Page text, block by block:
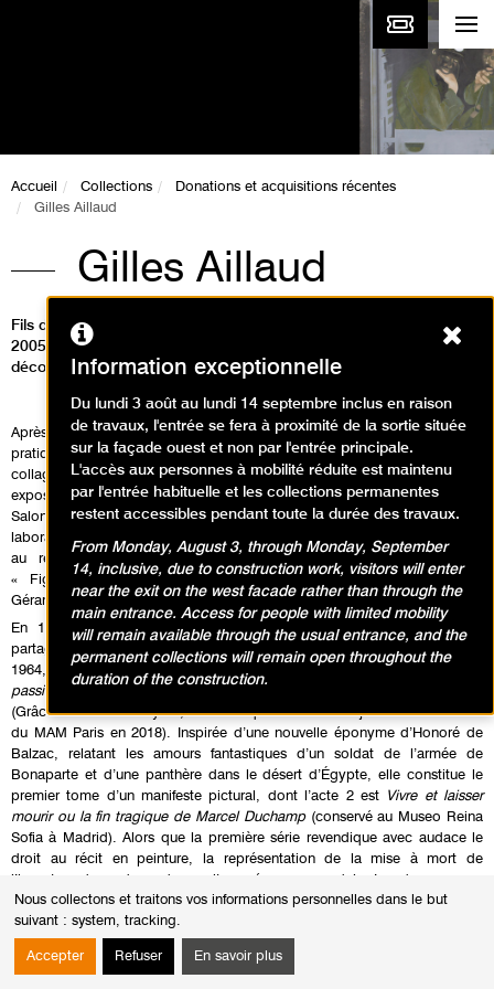
Nous collectons et traitons vos informations personnelles dans le but
suivant : system, tracking.
Accepter Refuser En savoir plus
Accueil Collections
Donations et acquisitions récentes
Gilles Aillaud
Gilles Aillaud
Fils de l’architecte Emile Aillaud (1902-1988), Gilles Aillaud (1928-
2005) fut peintre mais également écrivain, scénographe et
décorateur de théâtre.
Après des études de philosophie, il retourne en 1949 à la peinture qu’il a
pratiquée dès l’enfance. Au début des années 1950, il réalise des
collages de matériaux hétérogènes qu’il présente lors d’une première
exposition personnelle à la galerie Niepce à Paris. En 1959, il expose au
Salon de la Jeune Peinture dont il devient le président en 1966. Dans ce
laboratoire d’expériences plastiques et théoriques, il participe activement
au renouveau du genre, devenant l’un des protagonistes de la
« Figuration narrative », d’après le concept élaboré par le critique
Gérard Gassiot-Talabot.
En 1961, Aillaud rencontre Eduardo Arroyo (1937-2018) avec qui il
partage des similitudes dans ses conceptions artistiques et politiques. En
1964, Aillaud, Arroyo et Antonio Recalcati (né en 1938) réalisent
passion dans le désert
(Grâce à un don anonyme, cette fresque narrative a rejoint les collections
du MAM Paris en 2018). Inspirée d’une nouvelle éponyme d’Honoré de
Balzac, relatant les amours fantastiques d’un soldat de l’armée de
Bonaparte et d’une panthère dans le désert d’Égypte, elle constitue le
premier tome d’un manifeste pictural, dont l’acte 2 est
Vivre et laisser
mourir ou la fin tragique de Marcel Duchamp(conservé au Museo Reina
Sofia à Madrid). Alors que la première série revendique avec audace le
droit au récit en peinture, la représentation de la mise à mort de
l’inventeur du ready-made suscite un énorme scandale. Les deux œuvres
sont réunies en 1965 dans l’exposition fondatrice organisée par Gassiot-
Talabot à la Galerie Creuze :
contemporain .
Information exceptionnelle
Du lundi 3 août au lundi 14 septembre inclus en raison
de travaux, l'entrée se fera à proximité de la sortie située
sur la façade ouest et non par l'entrée principale.
L'accès aux personnes à mobilité réduite est maintenu
par l'entrée habituelle et les collections permanentes
restent accessibles pendant toute la durée des travaux.
From Monday, August 3, through Monday, September
14, inclusive, due to construction work, visitors will enter
near the exit on the west facade rather than through the
main entrance. Access for people with limited mobility
will remain available through the usual entrance, and the
permanent collections will remain open throughout the
duration of the construction.